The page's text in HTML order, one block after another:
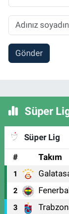
Gönder
Süper
Süper Lig
#
Takım
1
2
3